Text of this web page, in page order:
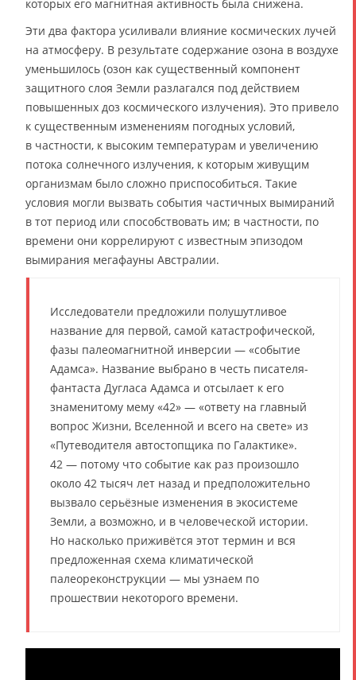
которых его магнитная активность была снижена.
Эти два фактора усиливали влияние космических лучей
на атмосферу. В результате содержание озона в воздухе
уменьшилось (озон как существенный компонент
защитного слоя Земли разлагался под действием
повышенных доз космического излучения). Это привело
к существенным изменениям погодных условий,
в частности, к высоким температурам и увеличению
потока солнечного излучения, к которым живущим
организмам было сложно приспособиться. Такие
условия могли вызвать события частичных вымираний
в тот период или способствовать им; в частности, по
времени они коррелируют с известным эпизодом
вымирания мегафауны Австралии.
Исследователи предложили полушутливое
название для первой, самой катастрофической,
фазы палеомагнитной инверсии — «событие
Адамса». Название выбрано в честь писателя-
фантаста Дугласа Адамса и отсылает к его
знаменитому мему «42» — «ответу на главный
вопрос Жизни, Вселенной и всего на свете» из
«Путеводителя автостопщика по Галактике».
42 — потому что событие как раз произошло
около 42 тысяч лет назад и предположительно
вызвало серьёзные изменения в экосистеме
Земли, а возможно, и в человеческой истории.
Но насколько приживётся этот термин и вся
предложенная схема климатической
палеореконструкции — мы узнаем по
прошествии некоторого времени.